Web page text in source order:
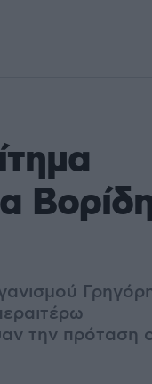
την πρόταση